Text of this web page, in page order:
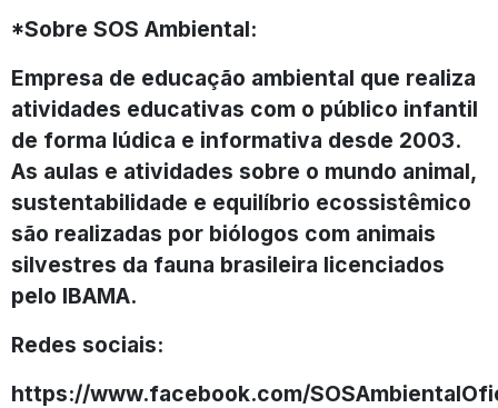
*Sobre SOS Ambiental:
Empresa de educação ambiental que realiza
atividades educativas com o público infantil
de forma lúdica e informativa desde 2003.
As aulas e atividades sobre o mundo animal,
sustentabilidade e equilíbrio ecossistêmico
são realizadas por biólogos com animais
silvestres da fauna brasileira licenciados
pelo IBAMA.
Redes sociais:
https://www.facebook.com/